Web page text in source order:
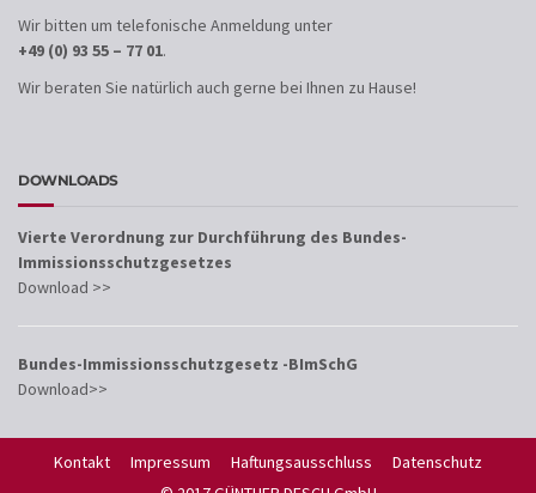
Wir bitten um telefonische Anmeldung unter
+49 (0) 93 55 – 77 01.
Wir beraten Sie natürlich auch gerne bei Ihnen zu Hause!
DOWNLOADS
Vierte Verordnung zur Durchführung des Bundes-
Immissionsschutzgesetzes
Download >>
Bundes-Immissionsschutzgesetz -BImSchG
Download>>
Kontakt Impressum Haftungsausschluss
Datenschutz